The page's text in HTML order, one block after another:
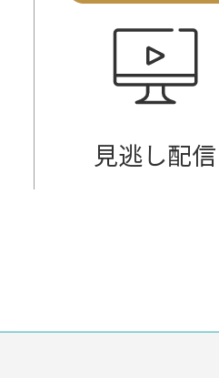
見逃し配信